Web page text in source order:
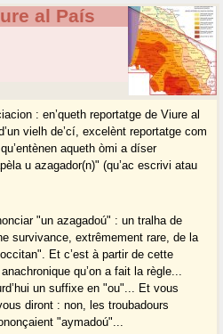
al País
: en’queth reportatge de Viure al
vielh de’cí, excelènt reportatge com
aqueth òmi a díser
u azagador(n)" (qu’ac escrivi atau
"un azagadoú" : un tralha de
survivance, extrêmement rare, de la
Et c’est à partir de cette
qu’on a fait la règle...
un suffixe en "ou"... Et vous
diront : non, les troubadours
"aymadoú"...